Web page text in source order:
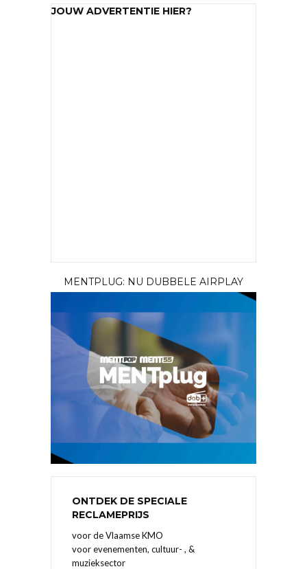
JOUW ADVERTENTIE HIER?
MENTPLUG: NU DUBBELE AIRPLAY
ONTDEK DE SPECIALE
RECLAMEPRIJS
voor de Vlaamse KMO
voor evenementen, cultuur- , &
muzieksector